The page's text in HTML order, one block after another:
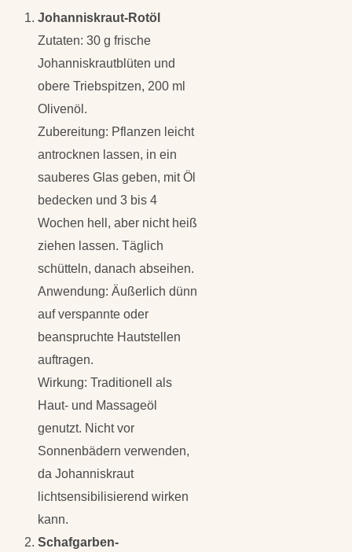
Johanniskraut-Rotöl
Zutaten: 30 g frische
Johanniskrautblüten und
obere Triebspitzen, 200 ml
Olivenöl.
Zubereitung: Pflanzen leicht
antrocknen lassen, in ein
sauberes Glas geben, mit Öl
bedecken und 3 bis 4
Wochen hell, aber nicht heiß
ziehen lassen. Täglich
schütteln, danach abseihen.
Anwendung: Äußerlich dünn
auf verspannte oder
beanspruchte Hautstellen
auftragen.
Wirkung: Traditionell als
Haut- und Massageöl
genutzt. Nicht vor
Sonnenbädern verwenden,
da Johanniskraut
lichtsensibilisierend wirken
kann.
Schafgarben-